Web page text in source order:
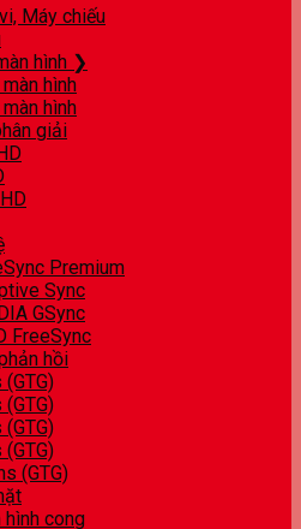
Máy chiếu
hình ❯
hình
hình
giải
Premium
Sync
GSync
FreeSync
hồi
(GTG)
(GTG)
(GTG)
hình cong